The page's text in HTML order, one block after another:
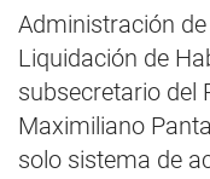
Administración
Liquidación de
subsecretario del
Maximiliano
solo sistema de